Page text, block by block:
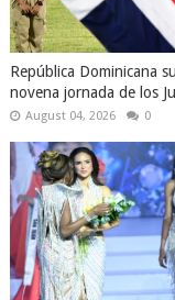
República Dominicana
novena jornada de los
August 04, 2026 0